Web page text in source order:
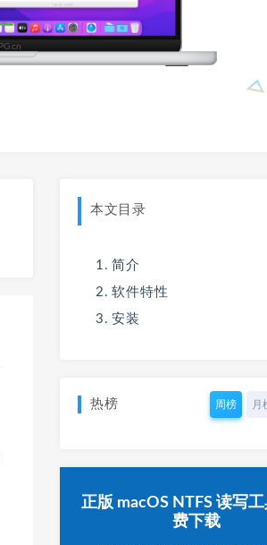
本文目录
简介
软件特性
安装
热榜 周榜 月
正版 macOS NTFS 读写
费下载